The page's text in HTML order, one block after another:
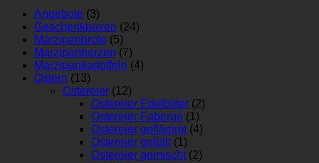
Angebote (3)
Geschenkboxen (24)
Marzipanbrote (5)
Marzipanherzen (7)
Marzipankartoffeln (4)
Ostern (13)
Ostereier (12)
Ostereier Edelbitter (2)
Ostereier Fabergé (1)
Ostereier geflämmt (4)
Ostereier gefüllt (1)
Ostereier gemischt (2)